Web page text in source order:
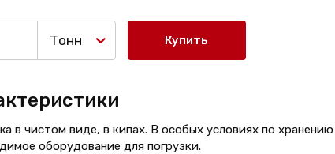
Тонн Купить
в чистом виде, в кипах. В особых условиях по
оборудование для погрузки.